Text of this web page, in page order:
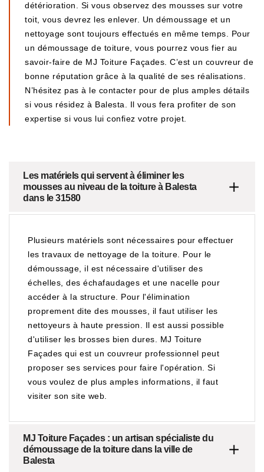
détérioration. Si vous observez des mousses sur votre
toit, vous devrez les enlever. Un démoussage et un
nettoyage sont toujours effectués en même temps. Pour
un démoussage de toiture, vous pourrez vous fier au
savoir-faire de MJ Toiture Façades. C’est un couvreur de
bonne réputation grâce à la qualité de ses réalisations.
N’hésitez pas à le contacter pour de plus amples détails
si vous résidez à Balesta. Il vous fera profiter de son
expertise si vous lui confiez votre projet.
Les matériels qui servent à éliminer les
mousses au niveau de la toiture à Balesta
dans le 31580
Plusieurs matériels sont nécessaires pour effectuer
les travaux de nettoyage de la toiture. Pour le
démoussage, il est nécessaire d'utiliser des
échelles, des échafaudages et une nacelle pour
accéder à la structure. Pour l'élimination
proprement dite des mousses, il faut utiliser les
nettoyeurs à haute pression. Il est aussi possible
d'utiliser les brosses bien dures. MJ Toiture
Façades qui est un couvreur professionnel peut
proposer ses services pour faire l'opération. Si
vous voulez de plus amples informations, il faut
visiter son site web.
MJ Toiture Façades : un artisan spécialiste du
démoussage de la toiture dans la ville de
Balesta